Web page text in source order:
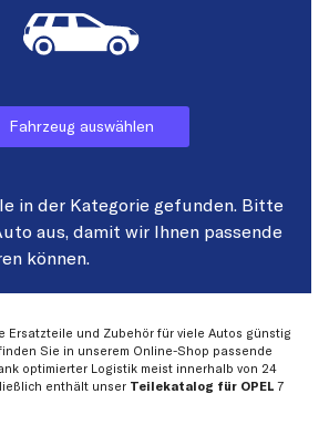
Fahrzeug auswählen
in der Kategorie gefunden. Bitte
aus, damit wir Ihnen passende
können.
Ersatzteile und Zubehör für viele Autos günstig
Sie in unserem Online-Shop passende
optimierter Logistik meist innerhalb von 24
enthält unser Teilekatalog für OPEL 7